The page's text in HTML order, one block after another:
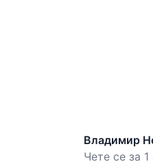
Владимир
Чете се за